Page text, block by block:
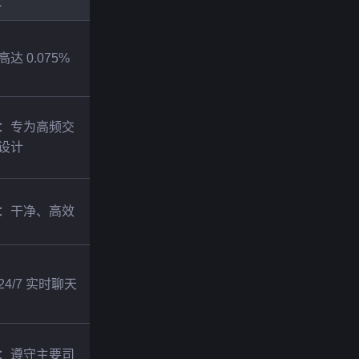
达 0.075%
专为高频交
计
干净、高效
7 实时聊天
遵守主要司